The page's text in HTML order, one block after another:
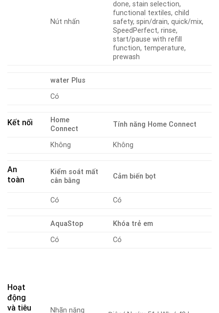
Nút nhấn
done, stain selection,
functional textiles, child
safety, spin/drain, quick/mix,
SpeedPerfect, rinse,
start/pause with refill
function, temperature,
prewash
water Plus
Có
Kết nối
Home
Connect
Tính năng Home Connect
Không Không
An
toàn
Kiểm soát mất
cân bằng
Cảm biến bọt
Có Có
AquaStop
Khóa trẻ em
Có
Có
Hoạt
động
và tiêu
Nhãn năng